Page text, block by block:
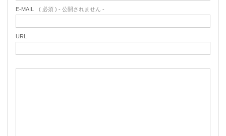
E-MAIL ( 必須 ) - 公開されません -
URL